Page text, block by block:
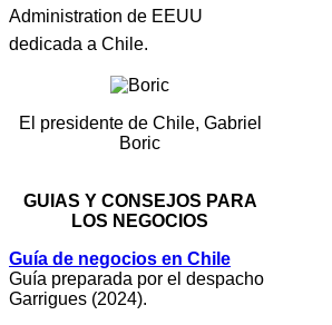
Administration de EEUU
dedicada a Chile.
El presidente de Chile, Gabriel
Boric
GUIAS Y CONSEJOS PARA
LOS NEGOCIOS
Guía de negocios en Chile
Guía preparada por el despacho
Garrigues (2024).